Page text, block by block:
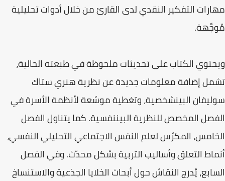
مهارات التفكير النقدي لدى القارئ من خلال أدوات تحليلية
مُوجَّهة.
ويحتوي الكتاب على تحديثات ملحوظة في طبعته الحالية،
تشمل إضافة معلومات جديدة عن نظرية هنري ستاك
سوليفان البينشخصية، وتغطية موسّعة لأنظمة الأسرة في
الفصل المخصص للنظرية البيننفسية. كما يتناول الفصل
الخامس، المكرّس لعلم النفس الاجتماعي التحليلي النفسي،
أنماط التعلق وأساليب التربية بشكل محدّث. وفي الفصل
السابع، يُدرج النقاش حول أبحاث الخلايا الجذعية والاستنساخ